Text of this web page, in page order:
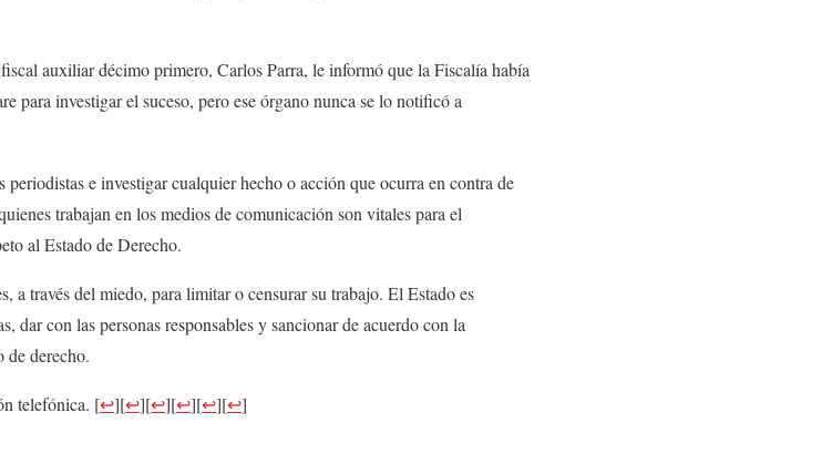
auxiliar décimo primero, Carlos Parra, le informó que la Fiscalía había
para investigar el suceso, pero ese órgano nunca se lo notificó a
e investigar cualquier hecho o acción que ocurra en contra de
trabajan en los medios de comunicación son vitales para el
al Estado de Derecho.
a través del miedo, para limitar o censurar su trabajo. El Estado es
dar con las personas responsables y sancionar de acuerdo con la
de derecho.
telefónica. [↩][↩][↩][↩][↩][↩]